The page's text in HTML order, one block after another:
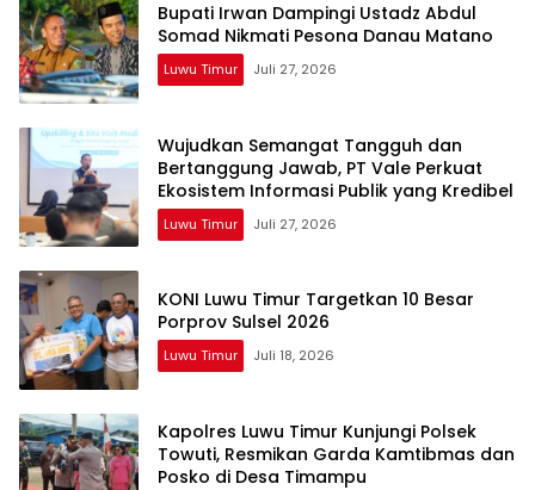
Bupati Irwan Dampingi Ustadz Abdul
Somad Nikmati Pesona Danau Matano
Luwu Timur Juli 27, 2026
Wujudkan Semangat Tangguh dan
Bertanggung Jawab, PT Vale Perkuat
Ekosistem Informasi Publik yang Kredibel
Luwu Timur Juli 27, 2026
KONI Luwu Timur Targetkan 10 Besar
Porprov Sulsel 2026
Luwu Timur Juli 18, 2026
Kapolres Luwu Timur Kunjungi Polsek
Towuti, Resmikan Garda Kamtibmas dan
Posko di Desa Timampu